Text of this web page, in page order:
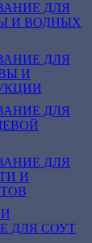
ДЛЯ
И ВОДНЫХ
ДЛЯ
И
ДЛЯ
ДЛЯ
И
ДЛЯ СОУТ